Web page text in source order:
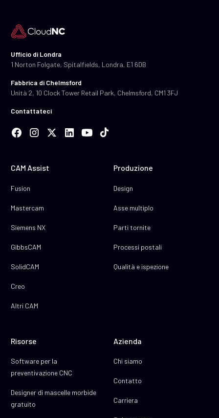
Ufficio di Londra
1 Norton Folgate, Spitalfields, Londra, E1 6DB
Fabbrica di Chelmsford
Unità 2, 10 Clock Tower Retail Park, Chelmsford, CM1 3FJ
Contattateci
CAM Assist
Fusion
Mastercam
Siemens NX
GibbsCAM
SolidCAM
Creo
Altri CAM
Produzione
Design
Asse multiplo
Parti tornite
Processi postali
Qualità e ispezione
Risorse
Software per la
preventivazione CNC
Designer di mascelle morbide
gratuito
Azienda
Chi siamo
Contatto
Carriera